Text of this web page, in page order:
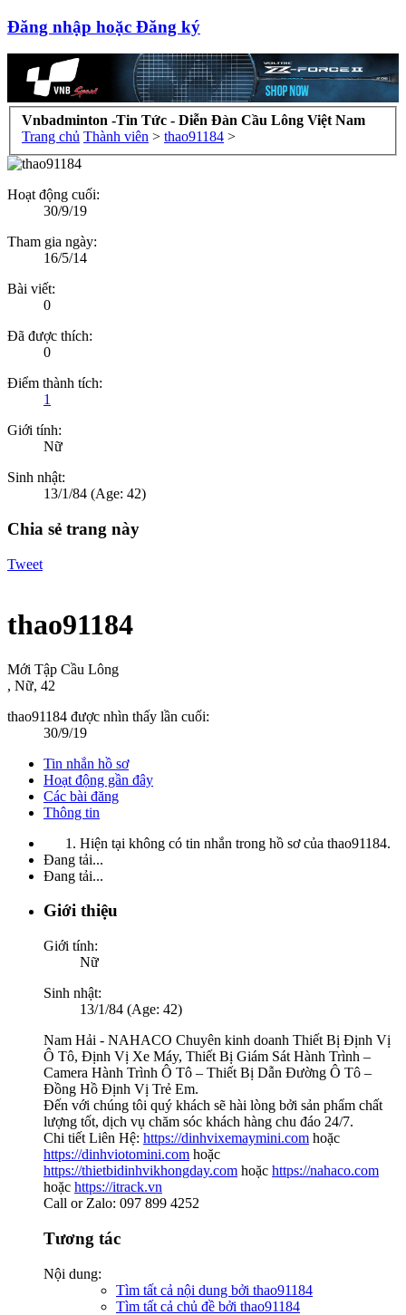
Đăng nhập hoặc Đăng ký
Vnbadminton -Tin Tức - Diễn Đàn Cầu Lông Việt Nam
Trang chủ Thành viên > thao91184 >
Hoạt động cuối:
30/9/19
Tham gia ngày:
16/5/14
Bài viết:
0
Đã được thích:
0
Điểm thành tích:
1
Giới tính:
Nữ
Sinh nhật:
13/1/84 (Age: 42)
Chia sẻ trang này
Tweet
thao91184
Mới Tập Cầu Lông
, Nữ, 42
thao91184 được nhìn thấy lần cuối:
30/9/19
Tin nhắn hồ sơ
Hoạt động gần đây
Các bài đăng
Thông tin
Hiện tại không có tin nhắn trong hồ sơ của thao91184.
Đang tải...
Đang tải...
Giới thiệu
Giới tính:
Nữ
Sinh nhật:
13/1/84 (Age: 42)
Nam Hải - NAHACO Chuyên kinh doanh Thiết Bị Định Vị
Ô Tô, Định Vị Xe Máy, Thiết Bị Giám Sát Hành Trình –
Camera Hành Trình Ô Tô – Thiết Bị Dẫn Đường Ô Tô –
Đồng Hồ Định Vị Trẻ Em.
Đến với chúng tôi quý khách sẽ hài lòng bởi sản phẩm chất
lượng tốt, dịch vụ chăm sóc khách hàng chu đáo 24/7.
Chi tiết Liên Hệ: https://dinhvixemaymini.com hoặc
https://dinhviotomini.com hoặc
https://thietbidinhvikhongday.com hoặc https://nahaco.com
hoặc https://itrack.vn
Call or Zalo: 097 899 4252
Tương tác
Nội dung:
Tìm tất cả nội dung bởi thao91184
Tìm tất cả chủ đề bởi thao91184